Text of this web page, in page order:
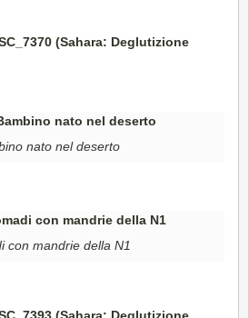
nato nel deserto
con mandrie della N1